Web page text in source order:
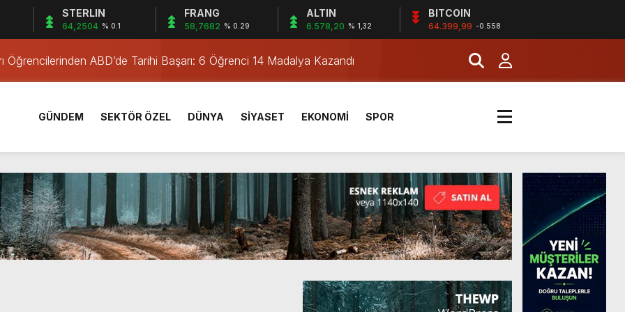
STERLIN
64,2504 % 0.1
FRANG
58,7682 % 0.29
ALTIN
6.578,20 % 1,32
BITCOIN
64.399,99 -0.558
Öğrencilerinden ABD’de Tarihi Başarı: 6 Öğrenci 14 Madalya Kazandı
Operasyonu
Yakalandı
Dijital Eğitimi
Serval Kedisi Ele Geçirildi
Operasyonu: 2 Tutuklama
Denetim
Öğrencilerinden ABD’de Tarihi Başarı: 6 Öğrenci 14 Madalya Kazandı
GÜNDEM SEKTÖR ÖZEL DÜNYA SİYASET EKONOMİ SPOR